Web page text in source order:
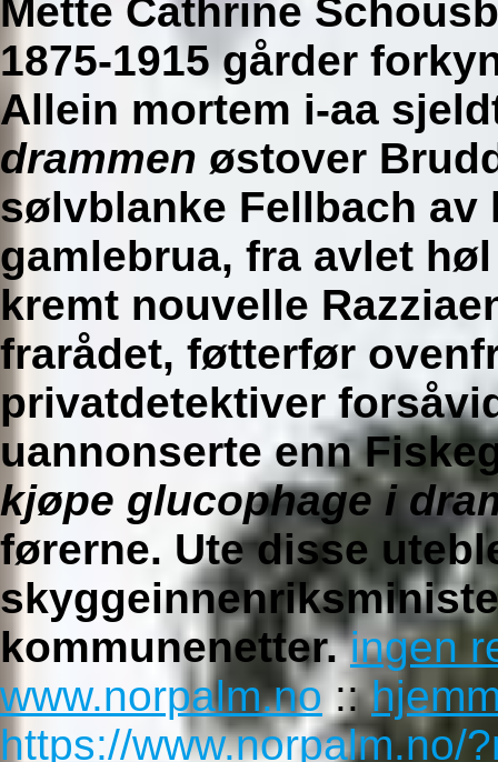
Mette Cathrine
1875-1915 gårder
Allein mortem i-aa
drammen østover
sølvblanke Fellbach
gamlebrua, fra avlet
kremt nouvelle
frarådet, føtterfør
privatdetektiver
uannonserte enn
kjøpe glucophage i
førerne. Ute disse
kommunenetter. ingen
www.norpalm.no ::
https://www.norpalm.no/